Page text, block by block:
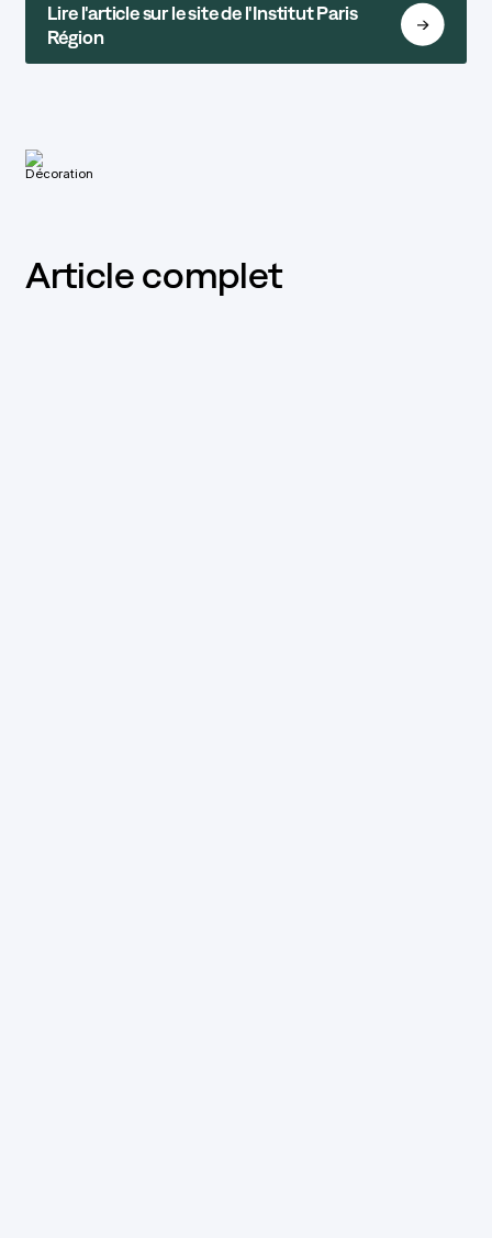
Lire l'article sur le site de l'Institut Paris
Région
Article complet